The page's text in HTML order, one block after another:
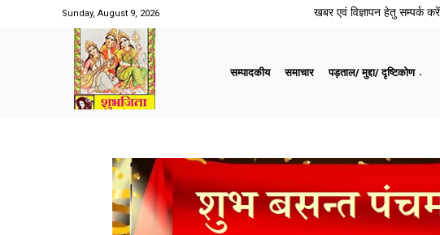
Sunday, August 9, 2026 खबर एवं विज्ञापन हेतु सम्पर्क
सम्पादकीय समाचार पड़ताल/ मुद्दा/ दृष्टिकोण